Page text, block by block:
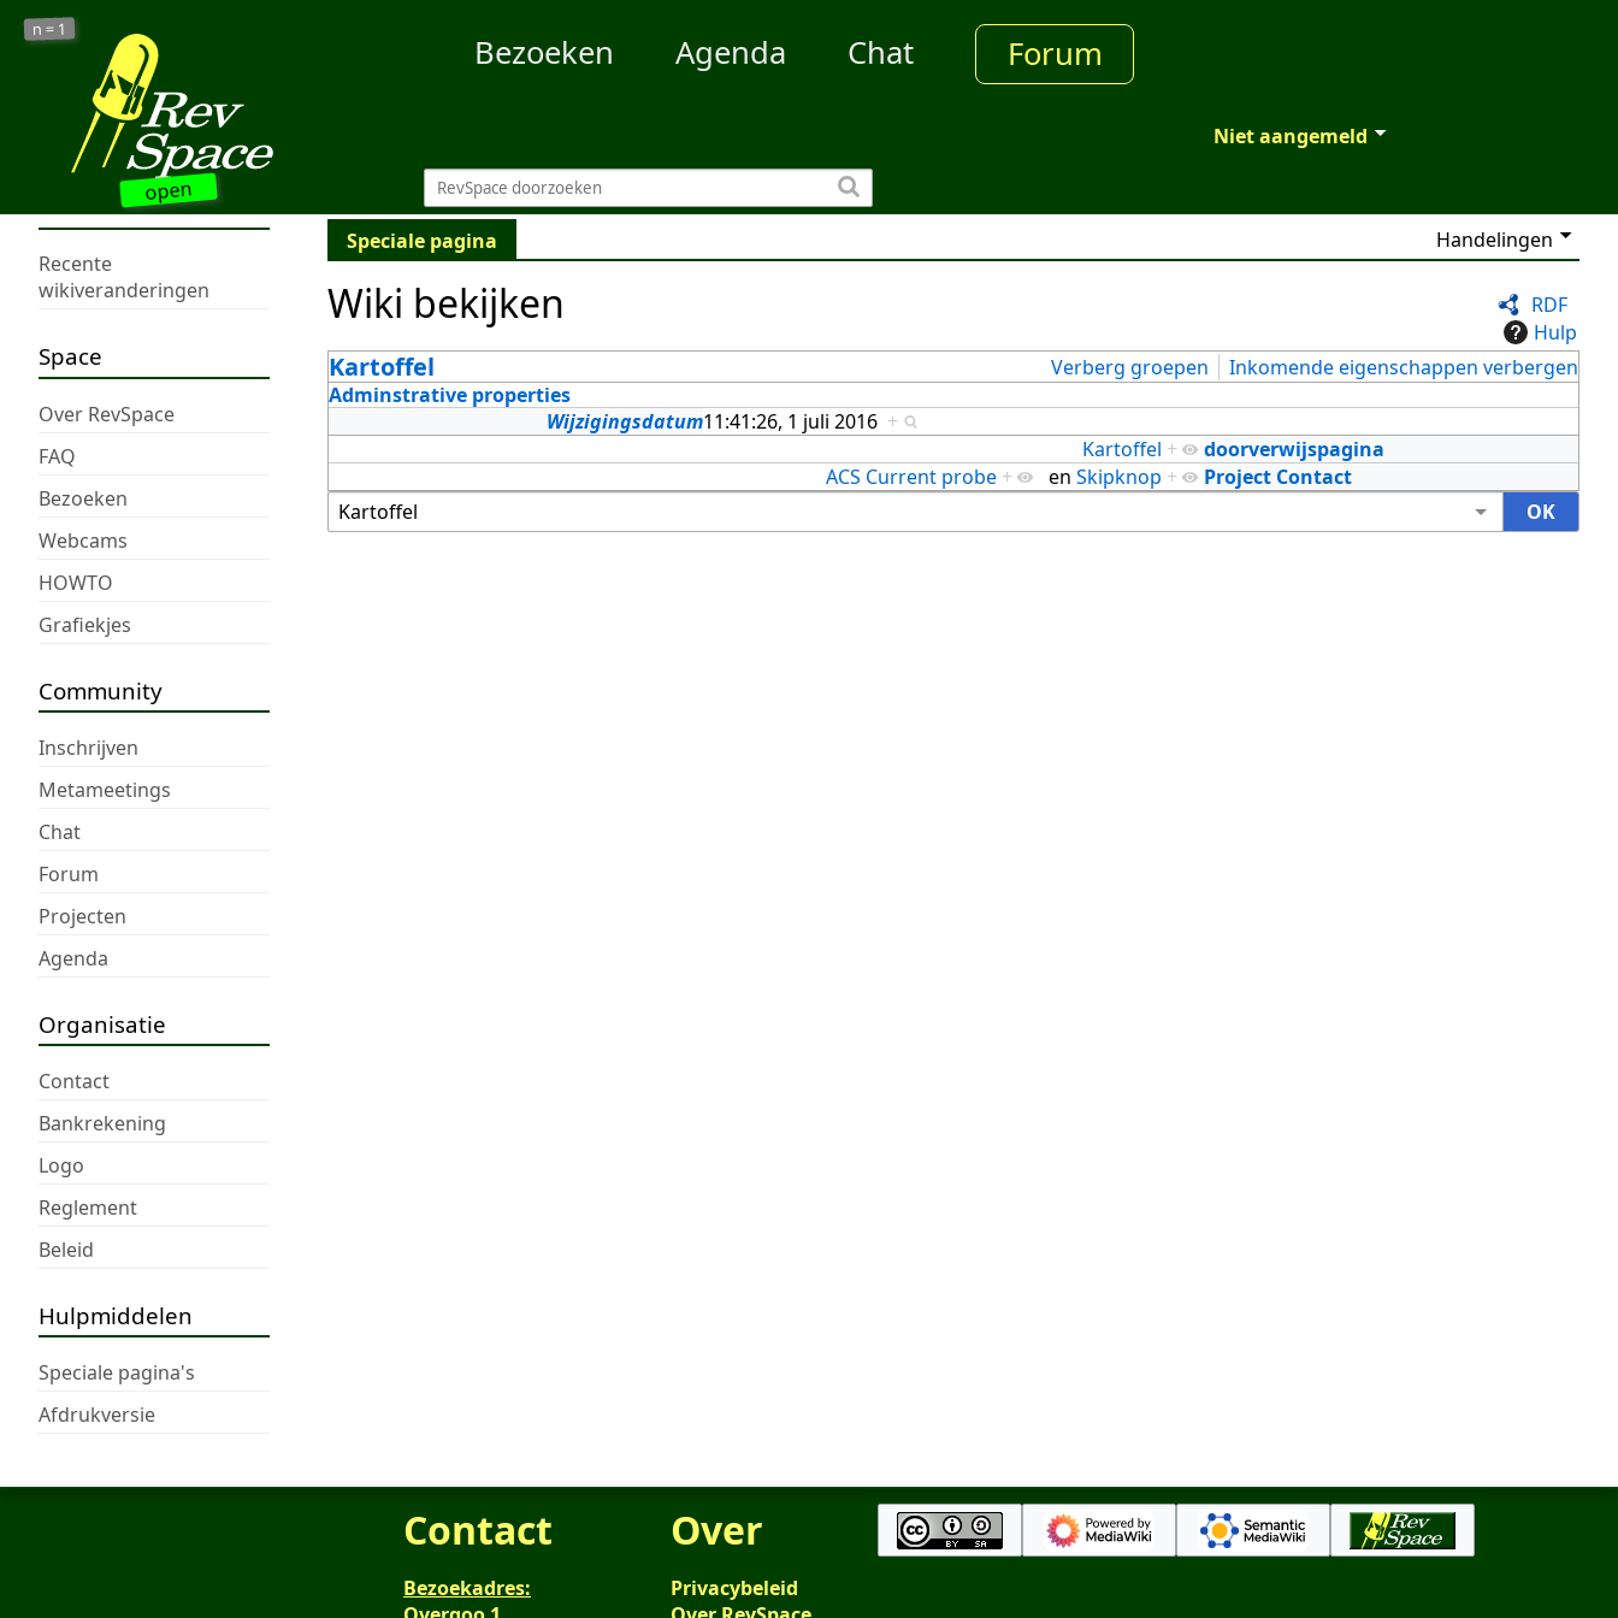
open
n = 1
Bezoeken Agenda Chat Forum
Niet aangemeld
Recente
wikiveranderingen
Space
Over RevSpace
FAQ
Bezoeken
Webcams
HOWTO
Grafiekjes
Community
Inschrijven
Metameetings
Chat
Forum
Projecten
Agenda
Organisatie
Contact
Bankrekening
Logo
Reglement
Beleid
Hulpmiddelen
Speciale pagina's
Afdrukversie
Speciale pagina Handelingen
RDF
Hulp
Wiki bekijken
Kartoffel Verberg groepen
Inkomende eigenschappen verbergen
Adminstrative properties
Wijzigingsdatum11:41:26, 1 juli 2016 +
doorverwijspagina
Kartoffel +
Project Contact
ACS Current probe + en Skipknop +
Contact
Bezoekadres:
Over
Privacybeleid